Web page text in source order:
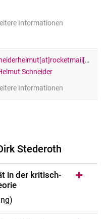
Informationen
Freymuth
schneiderhelmut[at]rocketmail[dot]com
Schneider
Informationen
Helmut Schneider
Stederoth
in der kritisch-